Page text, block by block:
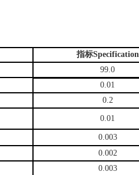
指标Specification
99.0
0.01
0.2
0.01
0.003
0.002
0.003